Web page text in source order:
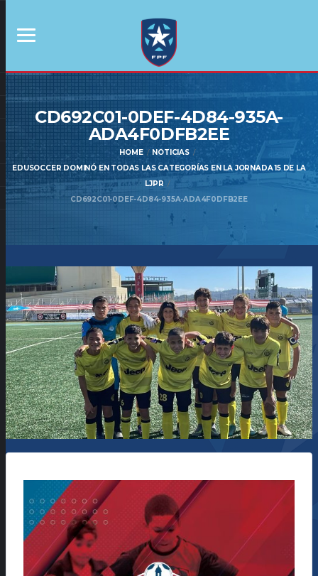
CD692C01-0DEF-4D84-935A-
ADA4F0DFB2EE
HOME
NOTICIAS
EDUSOCCER DOMINÓ EN TODAS LAS CATEGORÍAS EN LA JORNADA 15 DE LA
LJPR
CD692C01-0DEF-4D84-935A-ADA4F0DFB2EE